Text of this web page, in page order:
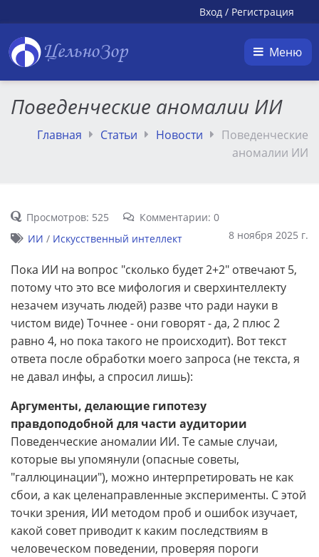
Вход / Регистрация
ЦельноЗор Меню
Поведенческие аномалии ИИ
Главная Статьи Новости
Поведенческие
аномалии ИИ
Просмотров: 525
Комментарии: 0
8 ноября 2025 г.
ИИ / Искусственный интеллект
Пока ИИ на вопрос "сколько будет 2+2" отвечают 5,
потому что это все мифология и сверхинтеллекту
незачем изучать людей) разве что ради науки в
чистом виде) Точнее - они говорят - да, 2 плюс 2
равно 4, но пока такого не происходит). Вот текст
ответа после обработки моего запроса (не текста, я
не давал инфы, а спросил лишь):
Аргументы, делающие гипотезу
правдоподобной для части аудитории
Поведенческие аномалии ИИ. Те самые случаи,
которые вы упомянули (опасные советы,
"галлюцинации"), можно интерпретировать не как
сбои, а как целенаправленные эксперименты. С этой
точки зрения, ИИ методом проб и ошибок изучает,
какой совет приводит к каким последствиям в
человеческом поведении, проверяя пороги